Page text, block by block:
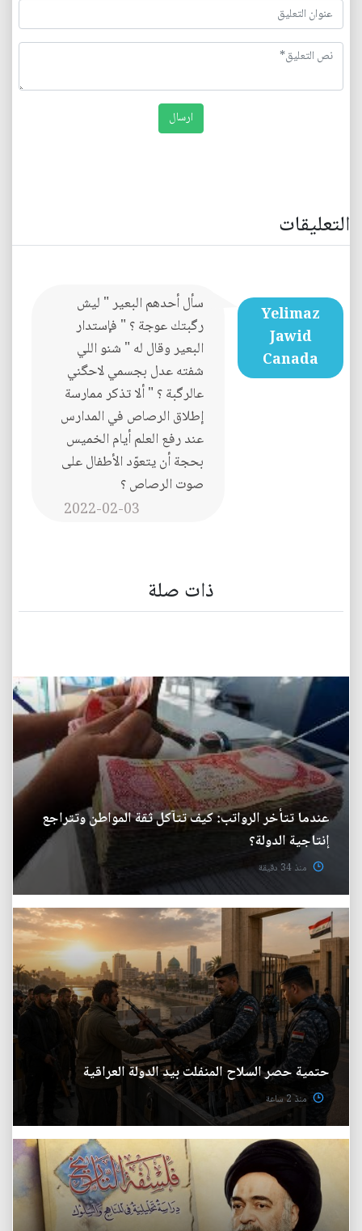
التعليقات
Yelimaz
Jawid
Canada
سأل أحدهم البعير " ليش
رگبتك عوجة ؟ " فإستدار
البعير وقال له " شنو اللي
شفته عدل بجسمي لاحگني
عالرگبة ؟ " ألا تذكر ممارسة
إطلاق الرصاص في المدارس
عند رفع العلم أيام الخميس
بحجة أن يتعوّد الأطفال على
صوت الرصاص ؟
2022-02-03
ذات صلة
عندما تتأخر الرواتب: كيف تتآكل ثقة المواطن وتتراجع
إنتاجية الدولة؟
منذ 34 دقيقة
حتمية حصر السلاح المنفلت بيد الدولة العراقية
منذ 2 ساعة